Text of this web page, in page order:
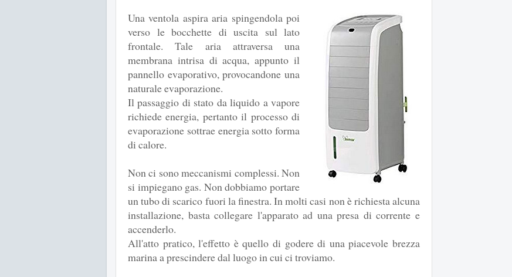
Una ventola aspira aria spingendola poi
verso le bocchette di uscita sul lato
frontale. Tale aria attraversa una
membrana intrisa di acqua, appunto il
pannello evaporativo, provocandone una
naturale evaporazione.
Il passaggio di stato da liquido a vapore
richiede energia, pertanto il processo di
evaporazione sottrae energia sotto forma
di calore.
Non ci sono meccanismi complessi. Non
si impiegano gas. Non dobbiamo portare
un tubo di scarico fuori la finestra. In molti casi non è richiesta alcuna
installazione, basta collegare l'apparato ad una presa di corrente e
accenderlo.
All'atto pratico, l'effetto è quello di godere di una piacevole brezza
marina a prescindere dal luogo in cui ci troviamo.